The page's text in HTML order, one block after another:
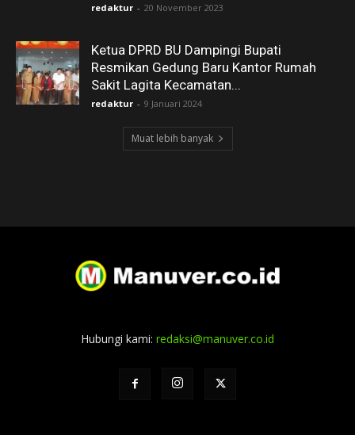
redaktur - 20 November 2023
Ketua DPRD BU Dampingi Bupati
Resmikan Gedung Baru Kantor Rumah
Sakit Lagita Kecamatan...
redaktur - 9 Januari 2024
Muat lebih banyak
Hubungi kami: redaksi@manuver.co.id